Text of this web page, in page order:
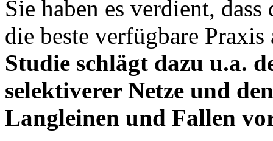
Sie haben es verdient,
die beste verfügbare
Studie schlägt dazu u.a.
selektiverer Netze und
Langleinen und Fallen